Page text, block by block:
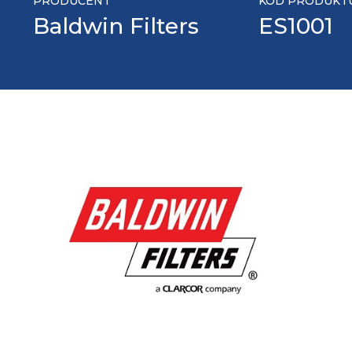
Baldwin Filters ES1001